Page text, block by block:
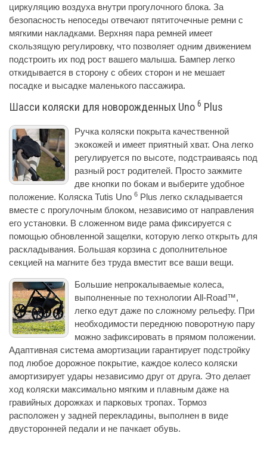
циркуляцию воздуха внутри прогулочного блока. За
безопасность непоседы отвечают пятиточечные ремни с
мягкими накладками. Верхняя пара ремней имеет
скользящую регулировку, что позволяет одним движением
подстроить их под рост вашего малыша. Бампер легко
откидывается в сторону с обеих сторон и не мешает
посадке и высадке маленького пассажира.
Шасси коляски для новорожденных Uno 6 Plus
Ручка коляски покрыта качественной
экокожей и имеет приятный хват. Она легко
регулируется по высоте, подстраиваясь под
разный рост родителей. Просто зажмите
две кнопки по бокам и выберите удобное
положение. Коляска Tutis Uno 6 Plus легко складывается
вместе с прогулочным блоком, независимо от направления
его установки. В сложенном виде рама фиксируется с
помощью обновленной защелки, которую легко открыть для
раскладывания. Большая корзина с дополнительное
секцией на магните без труда вместит все ваши вещи.
Большие непрокалываемые колеса,
выполненные по технологии All-Road™,
легко едут даже по сложному рельефу. При
необходимости переднюю поворотную пару
можно зафиксировать в прямом положении.
Адаптивная система амортизации гарантирует подстройку
под любое дорожное покрытие, каждое колесо коляски
амортизирует удары независимо друг от друга. Это делает
ход коляски максимально мягким и плавным даже на
гравийных дорожках и парковых тропах. Тормоз
расположен у задней перекладины, выполнен в виде
двусторонней педали и не пачкает обувь.